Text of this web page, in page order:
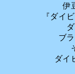
伊
『ダイ
ブ
ダイ